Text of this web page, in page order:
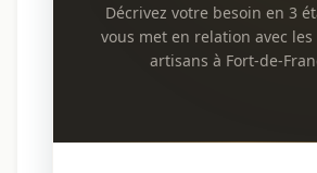
Décrivez votre besoin en 3
vous met en relation avec
artisans à Fort-de-